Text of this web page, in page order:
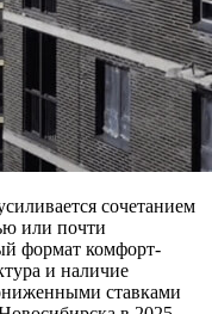
сочетанием
или почти
формат комфорт-
и наличие
ставками